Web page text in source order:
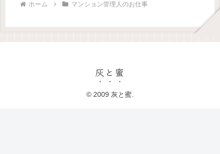
ホーム マンション管理人のお仕事
灰と蜜
© 2009 灰と蜜.